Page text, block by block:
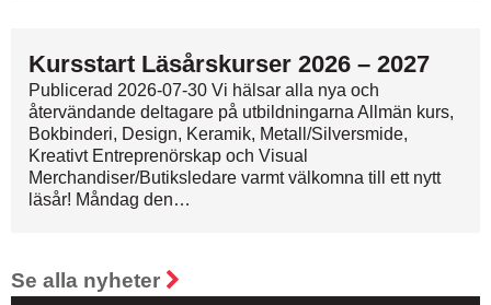
Kursstart Läsårskurser 2026 – 2027
Publicerad 2026-07-30 Vi hälsar alla nya och
återvändande deltagare på utbildningarna Allmän kurs,
Bokbinderi, Design, Keramik, Metall/Silversmide,
Kreativt Entreprenörskap och Visual
Merchandiser/Butiksledare varmt välkomna till ett nytt
läsår! Måndag den…
Se alla nyheter